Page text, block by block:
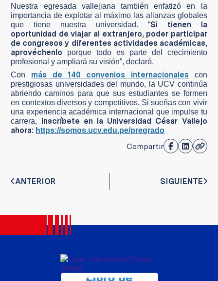
Nuestra egresada vallejiana también enfatizó en la
importancia de explotar al máximo las alianzas globales
que tiene nuestra universidad. “Si tienen la
oportunidad de viajar al extranjero, poder participar
de congresos y diferentes actividades académicas,
aprovéchenlo porque todo es parte del crecimiento
profesional y ampliará su visión”, declaró.
Con más de 140 convenios internacionales con
prestigiosas universidades del mundo, la UCV continúa
abriendo caminos para que sus estudiantes se formen
en contextos diversos y competitivos. Si sueñas con vivir
una experiencia académica internacional que impulse tu
carrera, inscríbete en la Universidad César Vallejo
ahora: https://somos.ucv.edu.pe/pregrado
Compartir
ANTERIOR SIGUIENTE